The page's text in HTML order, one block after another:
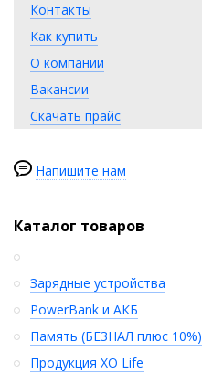
Контакты
Как купить
О компании
Вакансии
Скачать прайс
Напишите нам
Каталог товаров
Зарядные устройства
PowerBank и АКБ
Память (БЕЗНАЛ плюс 10%)
Продукция XO Life